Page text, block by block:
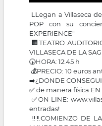
LLegan a Villaseca
POP con su
EXPERIENCE"
🏢TEATRO
VILLASECA DE LA
🕟HORA: 12.45 h
💰PRECIO: 10 euros
➡️¿DONDE
✅ de manera física EN
✅ON LINE:
entradas!
‼️‼️COMIENZO DE